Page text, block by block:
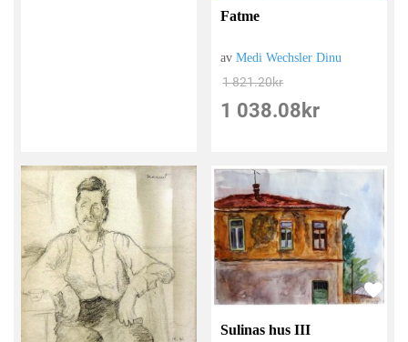
Fatme
avMedi Wechsler Dinu
1 821.20kr
1 038.08 kr
Sulinas hus III